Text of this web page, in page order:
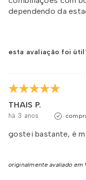
dependendo da
esta avaliação foi
THAIS P.
há 3 anos
gostei bastante, é
originalmente avaliado em